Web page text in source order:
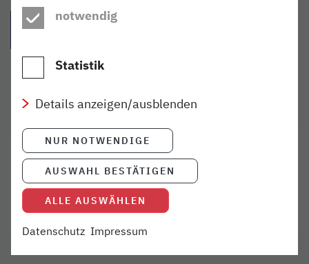
{{Link öffnet facebook teilen in neuem
{{Link öffnet twitter teilen in neuem
TICKETS KAUFEN
Alle Kaufmöglichkeiten online und vor Ort
mehr
notwendig
Statistik
Details anzeigen/ausblenden
NUR NOTWENDIGE
AUSWAHL BESTÄTIGEN
ALLE AUSWÄHLEN
Datenschutz Impressum